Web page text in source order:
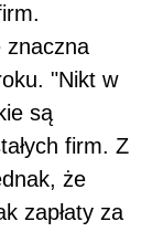
znaczna
"Nikt w
są
firm. Z
że
zapłaty za